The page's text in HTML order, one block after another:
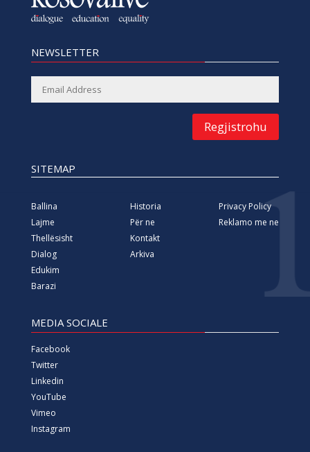
NEWSLETTER
Regjistrohu
SITEMAP
Ballina
Lajme
Thellësisht
Dialog
Edukim
Barazi
Historia
Për ne
Kontakt
Arkiva
Privacy Policy
Reklamo me ne
MEDIA SOCIALE
Facebook
Twitter
Linkedin
YouTube
Vimeo
Instagram